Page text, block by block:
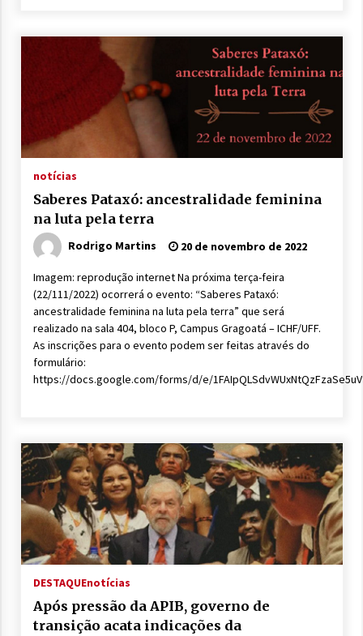
notícias
Saberes Pataxó: ancestralidade feminina
na luta pela terra
Rodrigo Martins 20 de novembro de 2022
Imagem: reprodução internet Na próxima terça-feira
(22/111/2022) ocorrerá o evento: “Saberes Pataxó:
ancestralidade feminina na luta pela terra” que será
realizado na sala 404, bloco P, Campus Gragoatá – ICHF/UFF.
As inscrições para o evento podem ser feitas através do
formulário:
https://docs.google.com/forms/d/e/
DESTAQUEnotícias
Após pressão da APIB, governo de
transição acata indicações da